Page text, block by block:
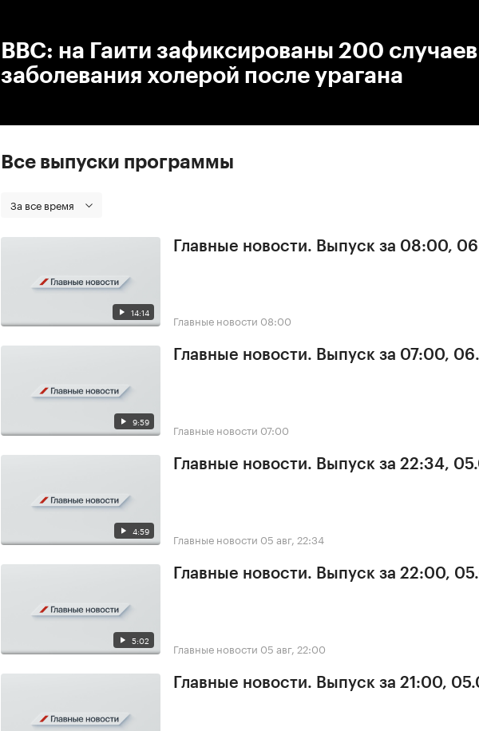
ВВС: на Гаити зафиксированы 200 случаев
заболевания холерой после урагана
Все выпуски программы
За все время
14:14
Главные новости. Выпуск за 08:00,
Главные новости 08:00
9:59
Главные новости. Выпуск за 07:00,
Главные новости 07:00
4:59
Главные новости. Выпуск за 22:34,
Главные новости 05 авг, 22:34
5:02
Главные новости. Выпуск за 22:00,
Главные новости 05 авг, 22:00
Главные новости. Выпуск за 21:00,